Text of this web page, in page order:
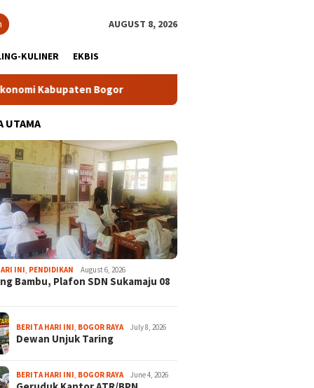
AUGUST 8, 2026
KULINER EKBIS
Bogor Tour Malasari Halimun Salak Kian Diminati,
UTAMA
INI PENDIDIKAN August 6, 2026
Bambu, Plafon SDN Sukamaju 08
BERITA HARI INI BOGOR RAYA July 8, 2026
Dewan Unjuk Taring
BERITA HARI INI BOGOR RAYA June 4, 2026